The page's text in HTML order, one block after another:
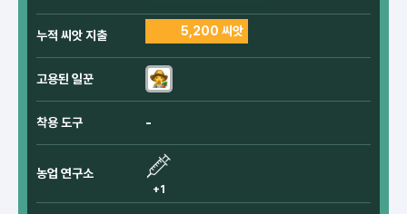
누적 씨앗 지출 5,200 씨앗
고용된 일꾼
착용 도구 -
농업 연구소
+1